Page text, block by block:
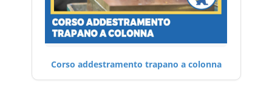
Corso addestramento trapano a colonna